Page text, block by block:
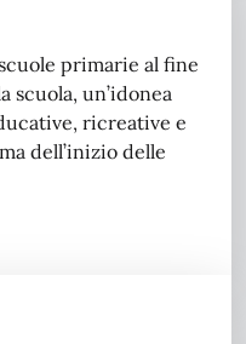
primarie al fine
scuola, un’idonea
ricreative e
dell’inizio delle